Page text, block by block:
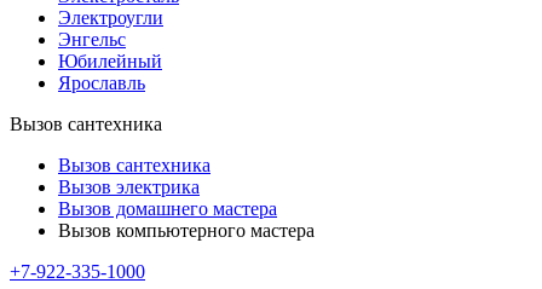
Электроугли
Энгельс
Юбилейный
Ярославль
Вызов сантехника
Вызов сантехника
Вызов электрика
Вызов домашнего мастера
Вызов компьютерного мастера
+7-922-335-2000